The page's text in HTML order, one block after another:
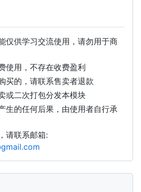
仅供学习交流使用，请勿用于商
使用，不存在收费盈利
买的，请联系售卖者退款
或二次打包分发本模块
生的任何后果，由使用者自行承
请联系邮箱: